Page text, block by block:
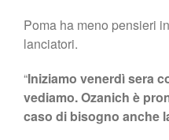
Poma ha meno pensieri
lanciatori.
“Iniziamo venerdì sera
vediamo. Ozanich è
caso di bisogno anche